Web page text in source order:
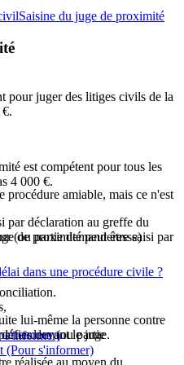
Saisine du juge de proximité
pour juger des litiges civils de la
€.
est compétent pour tous les
4 000 €.
amiable, mais ce n'est
de proximité peut être saisi par
devant le juge.
par déclaration au greffe du
(oupartie demanderesse)
lui-même la personne contre
défendeur(oupartie
dans une procédure civile ?
s'informer)
(Pour s'informer)